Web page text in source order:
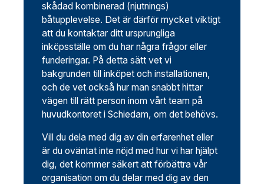
skådad kombinerad (njutnings)
båtupplevelse. Det är därför mycket viktigt
att du kontaktar ditt ursprungliga
inköpsställe om du har några frågor eller
funderingar. På detta sätt vet vi
bakgrunden till inköpet och installationen,
och de vet också hur man snabbt hittar
vägen till rätt person inom vårt team på
huvudkontoret i Schiedam, om det behövs.
Vill du dela med dig av din erfarenhet eller
är du oväntat inte nöjd med hur vi har hjälpt
dig, det kommer säkert att förbättra vår
organisation om du delar med dig av den